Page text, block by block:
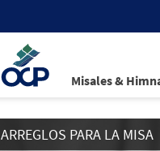
Misales &
ARREGLOS PARA LA MISA